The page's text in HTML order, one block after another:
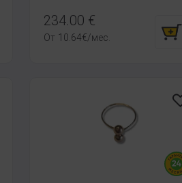
234.00 €
От 10.64€/мес.